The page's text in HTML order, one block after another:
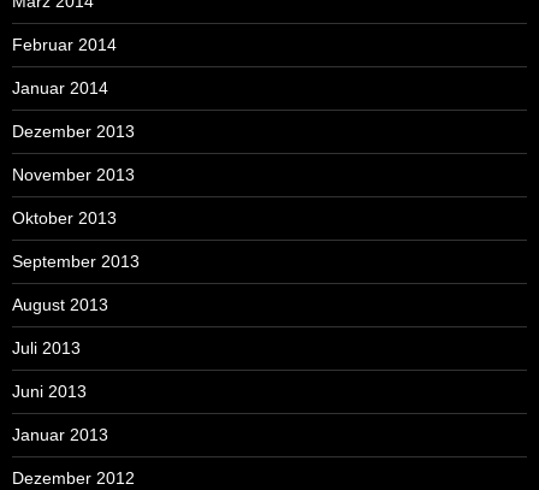
Februar 2014
Januar 2014
Dezember 2013
November 2013
Oktober 2013
September 2013
August 2013
Juli 2013
Juni 2013
Januar 2013
Dezember 2012